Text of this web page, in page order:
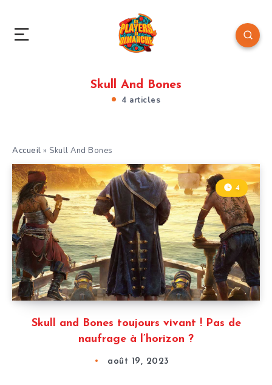
Skull And Bones
4 articles
Accueil » Skull And Bones
Skull and Bones toujours vivant ! Pas de
naufrage à l’horizon ?
4
août 19, 2023